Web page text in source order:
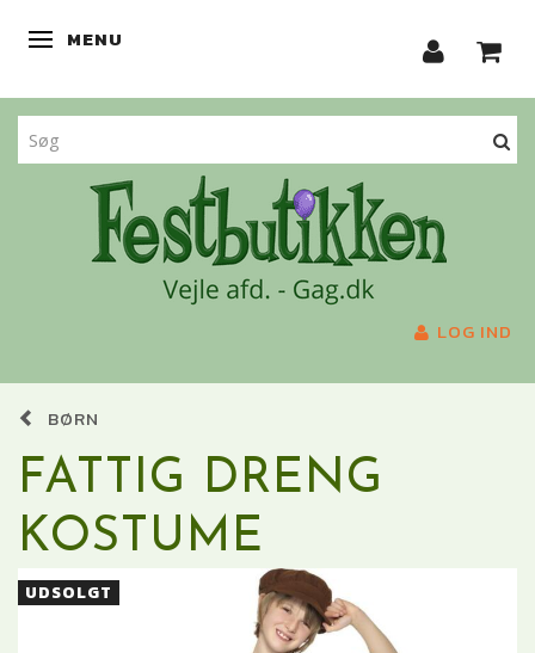
SKIFTE NAVIGATION
MENU
LOG IND
BØRN
FATTIG DRENG
KOSTUME
UDSOLGT